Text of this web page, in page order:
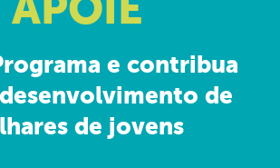
APOIE
e contribua
de
de jovens